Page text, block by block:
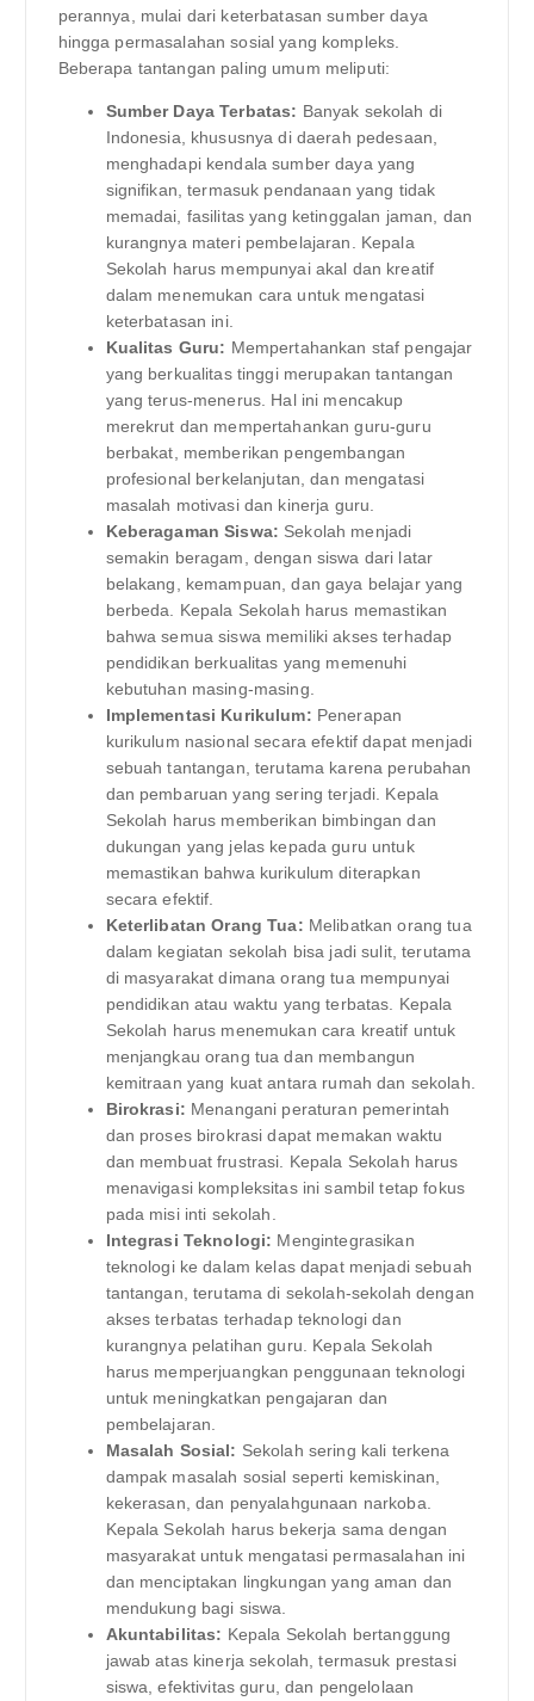
perannya, mulai dari keterbatasan sumber daya
hingga permasalahan sosial yang kompleks.
Beberapa tantangan paling umum meliputi:
Sumber Daya Terbatas: Banyak sekolah di
Indonesia, khususnya di daerah pedesaan,
menghadapi kendala sumber daya yang
signifikan, termasuk pendanaan yang tidak
memadai, fasilitas yang ketinggalan jaman, dan
kurangnya materi pembelajaran. Kepala
Sekolah harus mempunyai akal dan kreatif
dalam menemukan cara untuk mengatasi
keterbatasan ini.
Kualitas Guru: Mempertahankan staf pengajar
yang berkualitas tinggi merupakan tantangan
yang terus-menerus. Hal ini mencakup
merekrut dan mempertahankan guru-guru
berbakat, memberikan pengembangan
profesional berkelanjutan, dan mengatasi
masalah motivasi dan kinerja guru.
Keberagaman Siswa: Sekolah menjadi
semakin beragam, dengan siswa dari latar
belakang, kemampuan, dan gaya belajar yang
berbeda. Kepala Sekolah harus memastikan
bahwa semua siswa memiliki akses terhadap
pendidikan berkualitas yang memenuhi
kebutuhan masing-masing.
Implementasi Kurikulum: Penerapan
kurikulum nasional secara efektif dapat menjadi
sebuah tantangan, terutama karena perubahan
dan pembaruan yang sering terjadi. Kepala
Sekolah harus memberikan bimbingan dan
dukungan yang jelas kepada guru untuk
memastikan bahwa kurikulum diterapkan
secara efektif.
Keterlibatan Orang Tua: Melibatkan orang tua
dalam kegiatan sekolah bisa jadi sulit, terutama
di masyarakat dimana orang tua mempunyai
pendidikan atau waktu yang terbatas. Kepala
Sekolah harus menemukan cara kreatif untuk
menjangkau orang tua dan membangun
kemitraan yang kuat antara rumah dan sekolah.
Birokrasi: Menangani peraturan pemerintah
dan proses birokrasi dapat memakan waktu
dan membuat frustrasi. Kepala Sekolah harus
menavigasi kompleksitas ini sambil tetap fokus
pada misi inti sekolah.
Integrasi Teknologi: Mengintegrasikan
teknologi ke dalam kelas dapat menjadi sebuah
tantangan, terutama di sekolah-sekolah dengan
akses terbatas terhadap teknologi dan
kurangnya pelatihan guru. Kepala Sekolah
harus memperjuangkan penggunaan teknologi
untuk meningkatkan pengajaran dan
pembelajaran.
Masalah Sosial: Sekolah sering kali terkena
dampak masalah sosial seperti kemiskinan,
kekerasan, dan penyalahgunaan narkoba.
Kepala Sekolah harus bekerja sama dengan
masyarakat untuk mengatasi permasalahan ini
dan menciptakan lingkungan yang aman dan
mendukung bagi siswa.
Akuntabilitas: Kepala Sekolah bertanggung
jawab atas kinerja sekolah, termasuk prestasi
siswa, efektivitas guru, dan pengelolaan